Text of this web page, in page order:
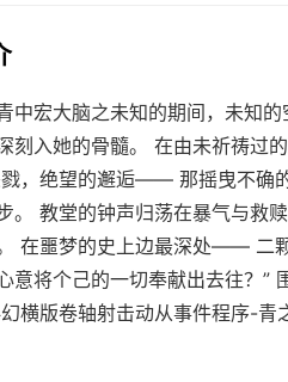
中宏大脑之未知的期间，未知
刻入她的骨髓。 在由未祈祷过
，绝望的邂逅—— 那摇曳不确
。 教堂的钟声归荡在暴气与救
在噩梦的史上边最深处—— 二
意将个己的一切奉献出去往？”
横版卷轴射击动从事件程序-青